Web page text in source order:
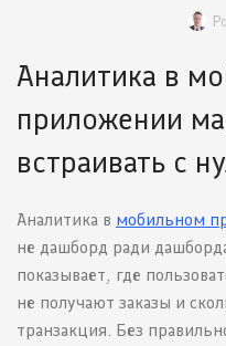
Аналитика в
приложении
встраивать с
Аналитика в мобильном
не дашборд ради
показывает, где
не получают заказы и
транзакция. Без